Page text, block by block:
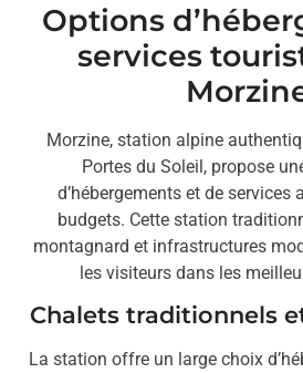
Options
services
Morzine, station alpine
Portes du Soleil, propose
d’hébergements et de services
budgets. Cette station
montagnard et infrastructures
les visiteurs dans les
Chalets traditionnels
La station offre un large choix